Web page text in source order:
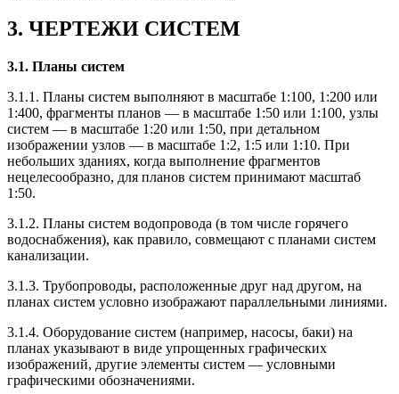
3. ЧЕРТЕЖИ СИСТЕМ
3.1. Планы систем
3.1.1. Планы систем выполняют в масштабе 1:100, 1:200 или
1:400, фрагменты планов — в масштабе 1:50 или 1:100, узлы
систем — в масштабе 1:20 или 1:50, при детальном
изображении узлов — в масштабе 1:2, 1:5 или 1:10. При
небольших зданиях, когда выполнение фрагментов
нецелесообразно, для планов систем принимают масштаб
1:50.
3.1.2. Планы систем водопровода (в том числе горячего
водоснабжения), как правило, совмещают с планами систем
канализации.
3.1.3. Трубопроводы, расположенные друг над другом, на
планах систем условно изображают параллельными линиями.
3.1.4. Оборудование систем (например, насосы, баки) на
планах указывают в виде упрощенных графических
изображений, другие элементы систем — условными
графическими обозначениями.